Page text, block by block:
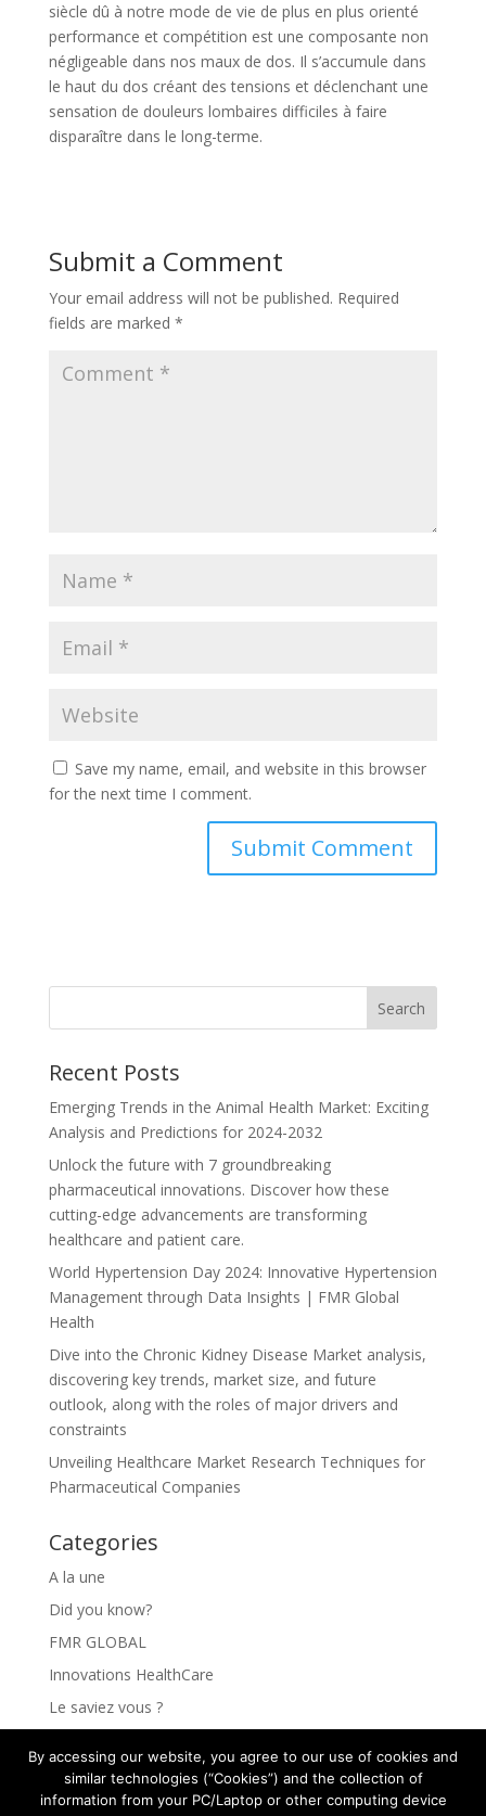
siècle dû à notre mode de vie de plus en plus orienté
performance et compétition est une composante non
négligeable dans nos maux de dos. Il s’accumule dans
le haut du dos créant des tensions et déclenchant une
sensation de douleurs lombaires difficiles à faire
disparaître dans le long-terme.
Submit a Comment
Your email address will not be published. Required
fields are marked *
Save my name, email, and website in this browser
for the next time I comment.
Recent Posts
Emerging Trends in the Animal Health Market: Exciting
Analysis and Predictions for 2024-2032
Unlock the future with 7 groundbreaking
pharmaceutical innovations. Discover how these
cutting-edge advancements are transforming
healthcare and patient care.
World Hypertension Day 2024: Innovative Hypertension
Management through Data Insights | FMR Global
Health
Dive into the Chronic Kidney Disease Market analysis,
discovering key trends, market size, and future
outlook, along with the roles of major drivers and
constraints
Unveiling Healthcare Market Research Techniques for
Pharmaceutical Companies
Categories
A la une
Did you know?
FMR GLOBAL
Innovations HealthCare
Le saviez vous ?
Les secrets pour comprendre vos clients
Rejoindre FMR GLOBAL HEALTH
By accessing our website, you agree to our use of cookies and
similar technologies (“Cookies”) and the collection of
information from your PC/Laptop or other computing device